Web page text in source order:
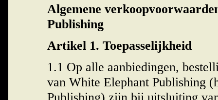
Algemene
Publishing
Artikel 1. Toepasselijkheid
1.1 Op alle aanbiedingen,
van White Elephant Publishing
Publishing) zijn bij uitsluiting